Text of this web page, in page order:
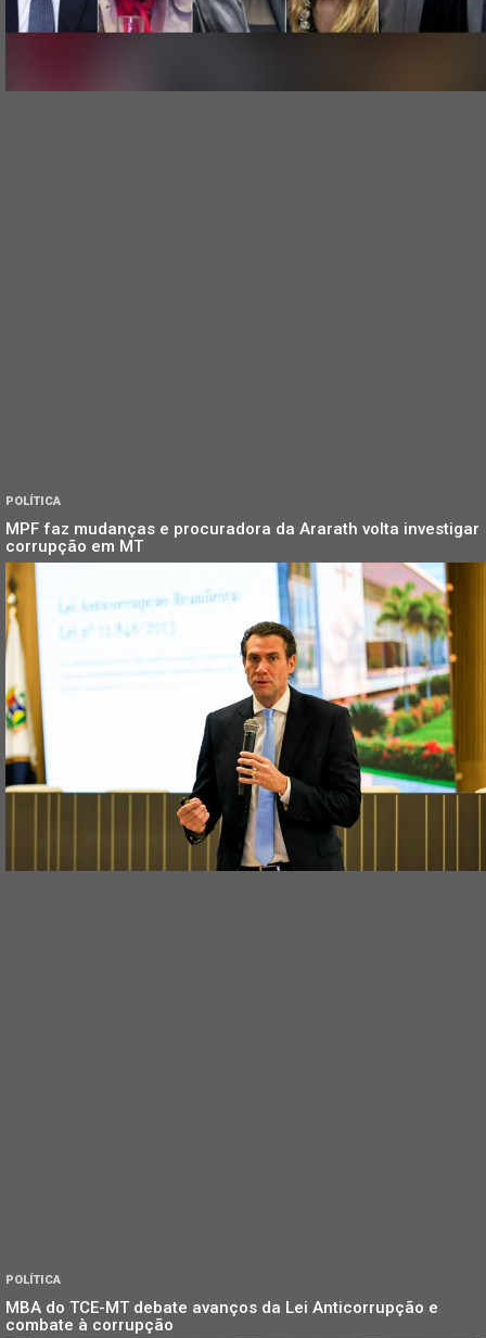
POLÍTICA
MPF faz mudanças e procuradora da Ararath volta investigar
corrupção em MT
POLÍTICA
MBA do TCE-MT debate avanços da Lei Anticorrupção e
combate à corrupção